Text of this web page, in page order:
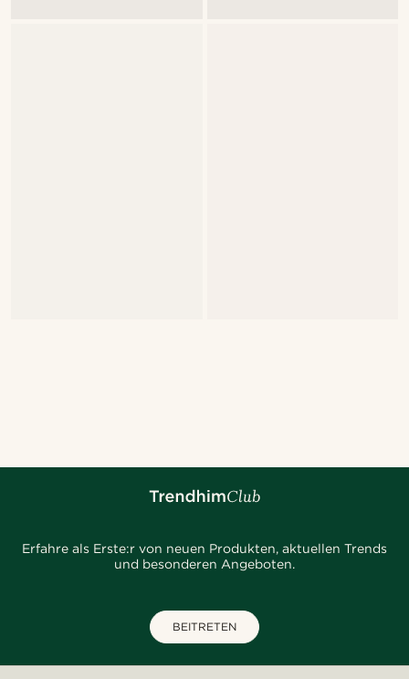
Erfahre als Erste:r von neuen Produkten, aktuellen Trends
und besonderen Angeboten.
BEITRETEN